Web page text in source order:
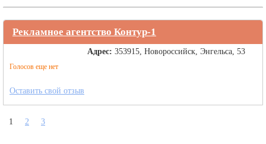
Рекламное агентство Контур-1
Голосов еще нет
Адрес: 353915, Новороссийск, Энгельса, 53
Оставить свой отзыв
1 2 3